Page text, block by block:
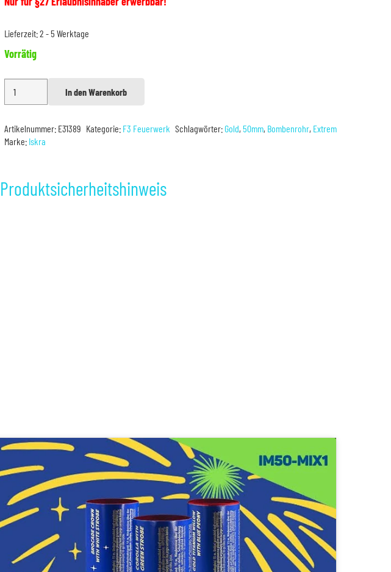
Lieferzeit:2 - 5 Werktage
Vorrätig
50mm
Bombenrohre
Menge
In den Warenkorb
Alternative:
Artikelnummer: E31389 Kategorie: F3 Feuerwerk Schlagwörter: Gold,50mm, Bombenrohr, Extrem
Marke: Iskra
Produktsicherheitshinweis